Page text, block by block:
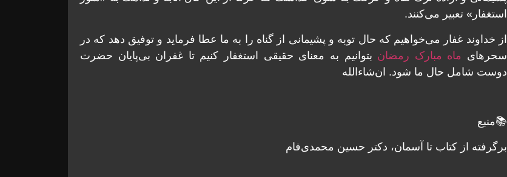
استغفار» تعبير می‌كنند.
از خداوند غفار می‌خواهيم که حال توبه و پشيمانی از گناه را به ما عطا فرمايد و توفيق دهد که در
سحرهای ماه مبارک رمضان بتوانيم به معنای حقيقی استغفار کنيم تا غفران بی‌پايان حضرت
دوست شامل حال ما شود. ان‌شاءالله
📚منبع
برگرفته از کتاب تا آسمان، دکتر حسین محمدی‌فام